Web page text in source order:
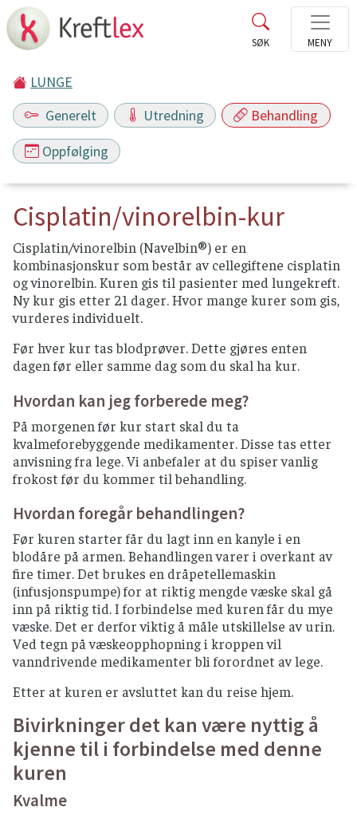
LUNGE
Generelt
Utredning Behandling
Oppfølging
Cisplatin/vinorelbin-kur
Cisplatin/vinorelbin (Navelbin®) er en
kombinasjonskur som består av cellegiftene cisplatin
og vinorelbin. Kuren gis til pasienter med lungekreft.
Ny kur gis etter 21 dager. Hvor mange kurer som gis,
vurderes individuelt.
Før hver kur tas blodprøver. Dette gjøres enten
dagen før eller samme dag som du skal ha kur.
Hvordan kan jeg forberede meg?
På morgenen før kur start skal du ta
kvalmeforebyggende medikamenter. Disse tas etter
anvisning fra lege. Vi anbefaler at du spiser vanlig
frokost før du kommer til behandling.
Hvordan foregår behandlingen?
Før kuren starter får du lagt inn en kanyle i en
blodåre på armen. Behandlingen varer i overkant av
fire timer. Det brukes en dråpetellemaskin
(infusjonspumpe) for at riktig mengde væske skal gå
inn på riktig tid. I forbindelse med kuren får du mye
væske. Det er derfor viktig å måle utskillelse av urin.
Ved tegn på væskeopphopning i kroppen vil
vanndrivende medikamenter bli forordnet av lege.
Etter at kuren er avsluttet kan du reise hjem.
Bivirkninger det kan være nyttig å
kjenne til i forbindelse med denne
kuren
Kvalme